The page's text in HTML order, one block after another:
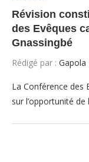
Révision
des Evêques
Gnassingbé
Rédigé par : Gapola
La Conférence des
sur l’opportunité de